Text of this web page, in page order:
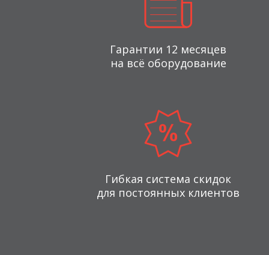
Гарантии 12 месяцев
на всё оборудование
Гибкая система скидок
для постоянных клиентов